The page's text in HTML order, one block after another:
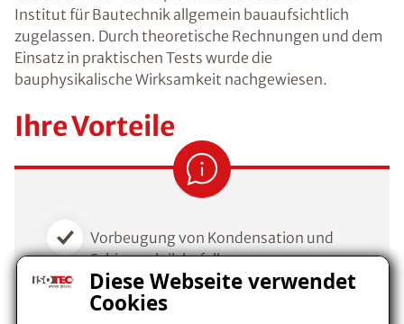
Diese Webseite verwendet
Cookies
Institut für Bautechnik allgemein bauaufsichtlich
zugelassen. Durch theoretische Rechnungen und dem
Einsatz in praktischen Tests wurde die
bauphysikalische Wirksamkeit nachgewiesen.
Ihre Vorteile
Vorbeugung von Kondensation und
Schimmelpilzbefall
Umweltfreundlich, ökologischer